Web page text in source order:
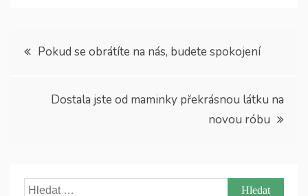
Navigace
Pokud se obrátíte na nás, budete spokojení
Dostala jste od maminky překrásnou látku na
novou róbu
Vyhledávání